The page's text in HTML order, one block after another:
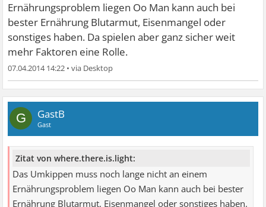
Ernährungsproblem liegen Oo Man kann auch bei
bester Ernährung Blutarmut, Eisenmangel oder
sonstiges haben. Da spielen aber ganz sicher weit
mehr Faktoren eine Rolle.
07.04.2014 14:22 •
G GastB
Gast
Zitat von where.there.is.light:
Das Umkippen muss noch lange nicht an einem
Ernährungsproblem liegen Oo Man kann auch bei bester
Ernährung Blutarmut, Eisenmangel oder sonstiges haben.